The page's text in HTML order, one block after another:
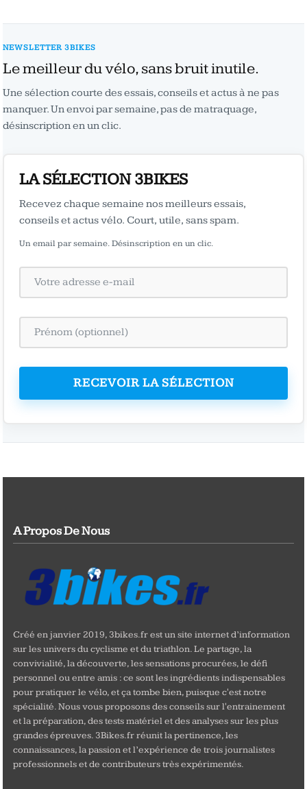
NEWSLETTER 3BIKES
Le meilleur du vélo, sans bruit inutile.
Une sélection courte des essais, conseils et actus à ne pas
manquer. Un envoi par semaine, pas de matraquage,
désinscription en un clic.
LA SÉLECTION 3BIKES
Recevez chaque semaine nos meilleurs essais,
conseils et actus vélo. Court, utile, sans spam.
Un email par semaine. Désinscription en un clic.
RECEVOIR LA SÉLECTION
A Propos De Nous
Créé en janvier 2019, 3bikes.fr est un site internet d’information
sur les univers du cyclisme et du triathlon. Le partage, la
convivialité, la découverte, les sensations procurées, le défi
personnel ou entre amis : ce sont les ingrédients indispensables
pour pratiquer le vélo, et ça tombe bien, puisque c'est notre
spécialité. Nous vous proposons des conseils sur l'entrainement
et la préparation, des tests matériel et des analyses sur les plus
grandes épreuves. 3Bikes.fr réunit la pertinence, les
connaissances, la passion et l’expérience de trois journalistes
professionnels et de contributeurs très expérimentés.